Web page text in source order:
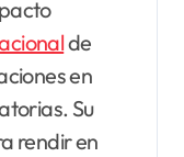
de
en
Su
rendir en